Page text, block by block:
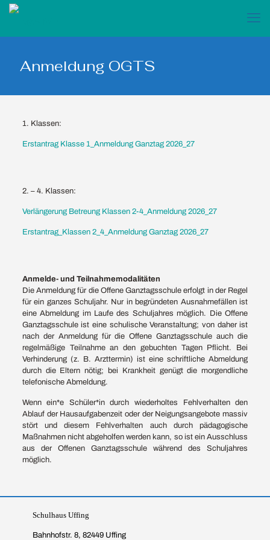
Anmeldung OGTS
1. Klassen:
Erstantrag Klasse 1_Anmeldung Ganztag 2026_27
2. – 4. Klassen:
Verlängerung Betreung Klassen 2-4_Anmeldung 2026_27
Erstantrag_Klassen 2_4_Anmeldung Ganztag 2026_27
Anmelde- und Teilnahmemodalitäten
Die Anmeldung für die Offene Ganztagsschule erfolgt in der Regel
für ein ganzes Schuljahr. Nur in begründeten Ausnahmefällen ist
eine Abmeldung im Laufe des Schuljahres möglich. Die Offene
Ganztagsschule ist eine schulische Veranstaltung; von daher ist
nach der Anmeldung für die Offene Ganztagsschule auch die
regelmäßige Teilnahme an den gebuchten Tagen Pflicht. Bei
Verhinderung (z. B. Arzttermin) ist eine schriftliche Abmeldung
durch die Eltern nötig; bei Krankheit genügt die morgendliche
telefonische Abmeldung.
Wenn ein*e Schüler*in durch wiederholtes Fehlverhalten den
Ablauf der Hausaufgabenzeit oder der Neigungsangebote massiv
stört und diesem Fehlverhalten auch durch pädagogische
Maßnahmen nicht abgeholfen werden kann, so ist ein Ausschluss
aus der Offenen Ganztagsschule während des Schuljahres
möglich.
Schulhaus Uffing
Bahnhofstr. 8, 82449 Uffing